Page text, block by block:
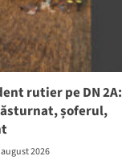
rutier pe DN 2A:
șoferul,
2026